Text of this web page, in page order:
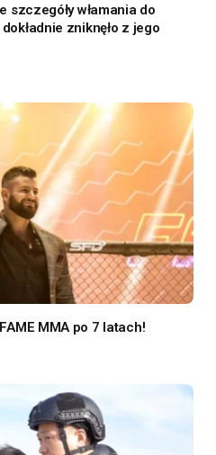
szczegóły włamania do
zniknęło z jego
MMA po 7 latach!